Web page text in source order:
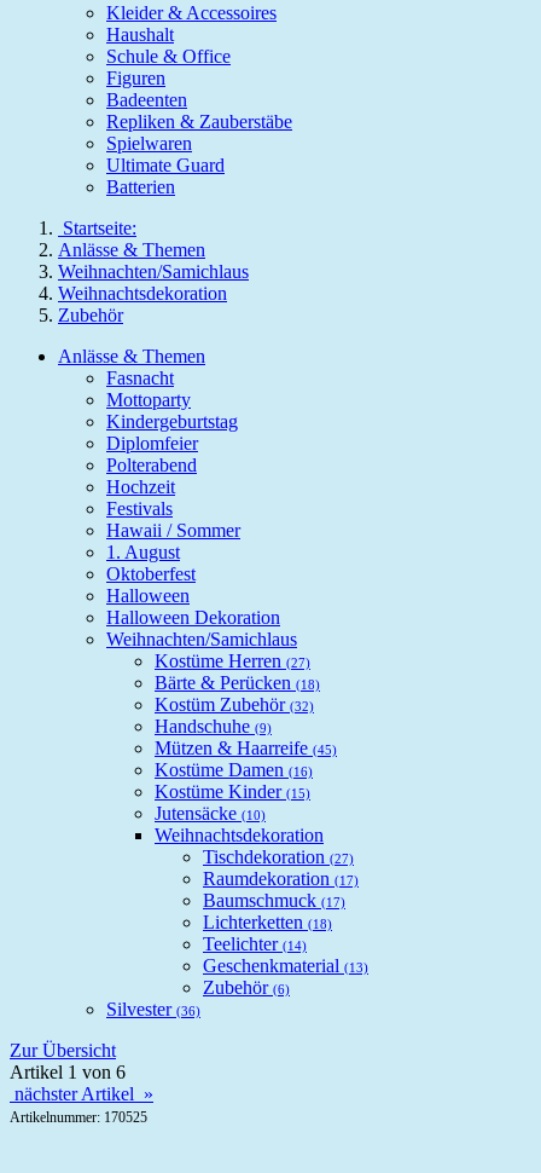
Kleider & Accessoires
Haushalt
Schule & Office
Figuren
Badeenten
Repliken & Zauberstäbe
Spielwaren
Ultimate Guard
Batterien
Startseite:
Anlässe & Themen
Weihnachten/Samichlaus
Weihnachtsdekoration
Zubehör
Anlässe & Themen
Fasnacht
Mottoparty
Kindergeburtstag
Diplomfeier
Polterabend
Hochzeit
Festivals
Hawaii / Sommer
1. August
Oktoberfest
Halloween
Halloween Dekoration
Weihnachten/Samichlaus
Kostüme Herren (27)
Bärte & Perücken (18)
Kostüm Zubehör (32)
Handschuhe (9)
Mützen & Haarreife (45)
Kostüme Damen (16)
Kostüme Kinder (15)
Jutensäcke (10)
Weihnachtsdekoration
Tischdekoration (27)
Raumdekoration (17)
Baumschmuck (17)
Lichterketten (18)
Teelichter (14)
Geschenkmaterial (13)
Zubehör (6)
Silvester (36)
Zur Übersicht
Artikel 1 von 6
nächster Artikel »
Artikelnummer: 170525